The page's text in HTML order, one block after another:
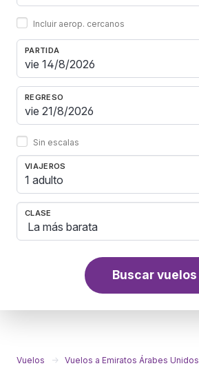
Incluir aerop. cercanos
PARTIDA
REGRESO
Sin escalas
VIAJEROS
1 adulto
CLASE
Buscar vuelos
Vuelos Vuelos a Emiratos Árabes Unidos